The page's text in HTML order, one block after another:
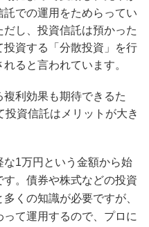
での運用をためらってい
し、投資信託は預かった
資する「分散投資」を行
ると言われています。
利効果も期待できるた
資信託はメリットが大き
な1万円という金額から始
。債券や株式などの投資
くの知識が必要ですが、
て運用するので、プロに